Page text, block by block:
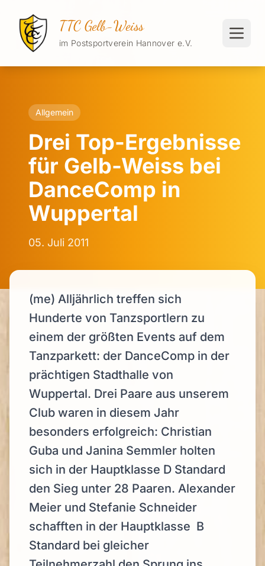
TTC Gelb-Weiss
im Postsportverein Hannover e.V.
Allgemein
Drei Top-Ergebnisse
für Gelb-Weiss bei
DanceComp in
Wuppertal
05. Juli 2011
(me) Alljährlich treffen sich
Hunderte von Tanzsportlern zu
einem der größten Events auf dem
Tanzparkett: der DanceComp in der
prächtigen Stadthalle von
Wuppertal. Drei Paare aus unserem
Club waren in diesem Jahr
besonders erfolgreich: Christian
Guba und Janina Semmler holten
sich in der Hauptklasse D Standard
den Sieg unter 28 Paaren. Alexander
Meier und Stefanie Schneider
schafften in der Hauptklasse B
Standard bei gleicher